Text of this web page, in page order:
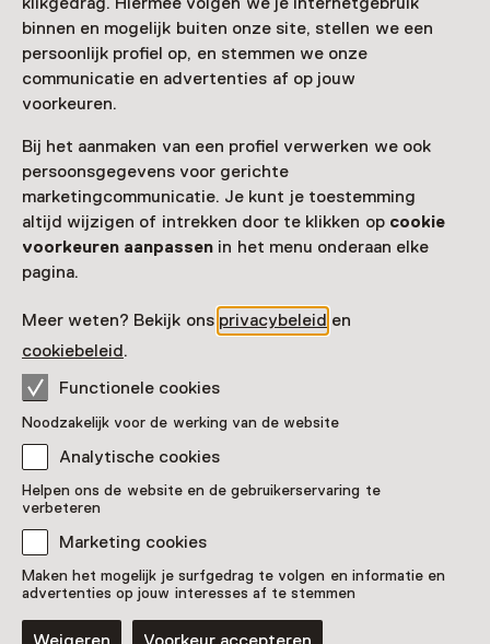
binnen en mogelijk buiten onze site, stellen we een
persoonlijk profiel op, en stemmen we onze
communicatie en advertenties af op jouw
voorkeuren.
Bij het aanmaken van een profiel verwerken we ook
persoonsgegevens voor gerichte
marketingcommunicatie. Je kunt je toestemming
altijd wijzigen of intrekken door te klikken op cookie
voorkeuren aanpassen in het menu onderaan elke
pagina.
Meer weten? Bekijk ons privacybeleid en
cookiebeleid.
Functionele cookies
Noodzakelijk voor de werking van de website
Analytische cookies
Helpen ons de website en de gebruikerservaring te
verbeteren
Marketing cookies
Maken het mogelijk je surfgedrag te volgen en informatie en
advertenties op jouw interesses af te stemmen